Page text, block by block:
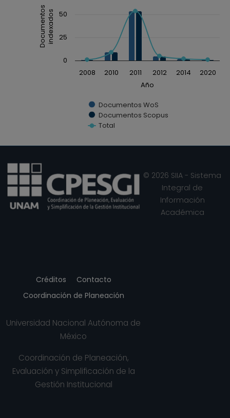
Combination chart with 3 data series.
The chart has 1 X axis displaying Año.
The chart has 1 Y axis displaying Documentos
Año
Documentosindexados
Documentos WoS
Documentos Scopus
Total
2008 2010 2011 2012 2014 2020
0
25
50
End of interactive chart.
Créditos
Contacto
Coordinación de Planeación
Universidad Nacional Autónoma de
México
Coordinación de Planeación,
Evaluación y Simplificación de la
Gestión Institucional
© 2026 SIIA - Sistema
Integral de
Información
Académica